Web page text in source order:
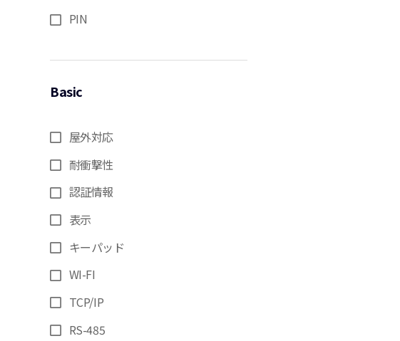
PIN
Basic
屋外対応
耐衝撃性
認証情報
表示
キーパッド
WI-FI
TCP/IP
RS-485